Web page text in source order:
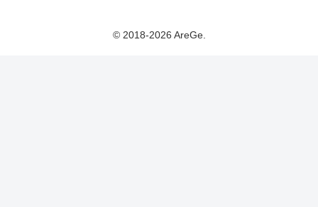
© 2018-2026 AreGe.